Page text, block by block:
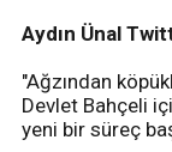
Aydın Ünal
"Ağzından
Devlet Bahçeli
yeni bir süreç